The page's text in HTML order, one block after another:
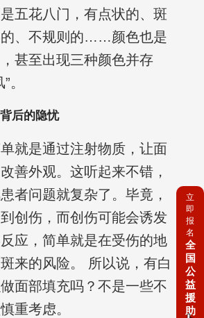
五花八门，有点状的、斑
的、不规则的……颜色也是
甚至出现三种颜色并存
。
后的隐忧
就是通过注射物质，让面
善外观。这听起来不错，
者问题就复杂了。毕竟，
创伤，而创伤可能会诱发
应，简单就是在受伤的地
来的风险。 所以说，有白
面部填充吗？不是一些不
重考虑。
立
即
报
名
全
国
公
益
援
助